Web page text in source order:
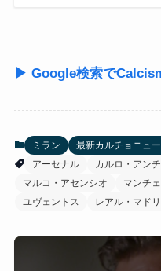
▶ Google検索で
ミラン 最新カルチョニュ
アーセナル
カルロ・アン
マルコ・アセンシオ
マンチ
ユヴェントス
レアル・マド